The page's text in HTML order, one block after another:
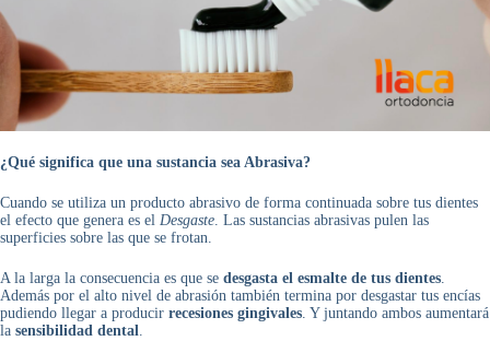
¿Qué significa que una sustancia sea Abrasiva?
Cuando se utiliza un producto abrasivo de forma continuada sobre tus dientes
el efecto que genera es el Desgaste. Las sustancias abrasivas pulen las
superficies sobre las que se frotan.
A la larga la consecuencia es que se desgasta el esmalte de tus dientes.
Además por el alto nivel de abrasión también termina por desgastar tus encías
pudiendo llegar a producir recesiones gingivales. Y juntando ambos aumentará
la sensibilidad dental.